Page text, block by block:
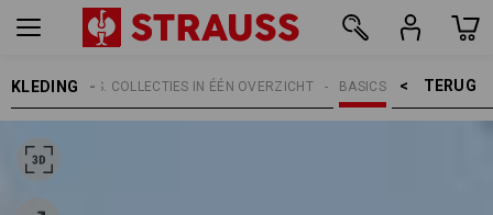
KLEDING TERUG    >
BASICS
E.S. COLLECTIES IN ÉÉN OVERZICHT